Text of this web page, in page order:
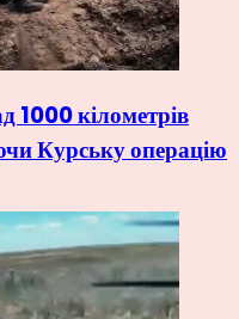
1000 кілометрів
Курську операцію